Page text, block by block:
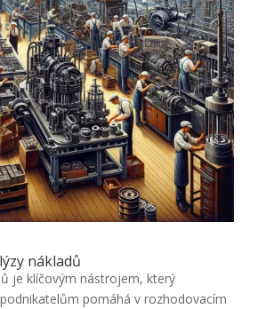
nákladů
je klíčovým nástrojem, který
pomáhá v rozhodovacím